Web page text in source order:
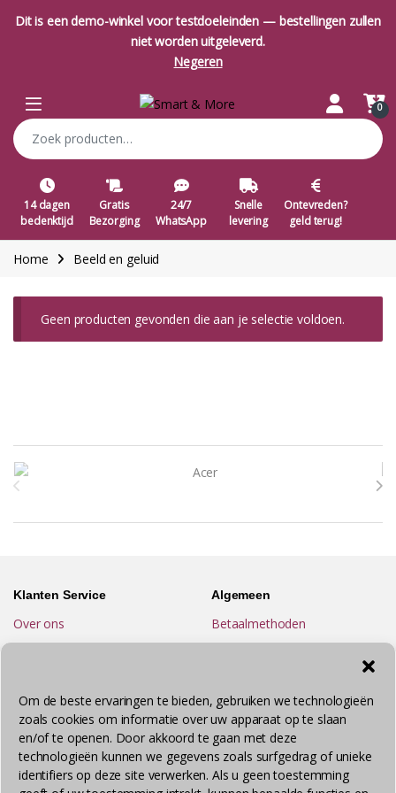
Om de beste ervaringen te bieden, gebruiken we technologieën
zoals cookies om informatie over uw apparaat op te slaan
en/of te openen. Door akkoord te gaan met deze
technologieën kunnen we gegevens zoals surfgedrag of unieke
identifiers op deze site verwerken. Als u geen toestemming
Dit is een demo-winkel voor testdoeleinden — bestellingen zullen
niet worden uitgeleverd.
Negeren
Open 0
Zoeken naar:
14 dagen
bedenktijd
Gratis
Bezorging
24/7
WhatsApp
Snelle
levering
Ontevreden?
geld terug!
Home Beeld en geluid
Geen producten gevonden die aan je selectie voldoen.
Brands Carousel
Klanten Service
Over ons
Privacyverklaring
Algemene Voorwaarden
Algemeen
Betaalmethoden
Reparatie
Bezorgen